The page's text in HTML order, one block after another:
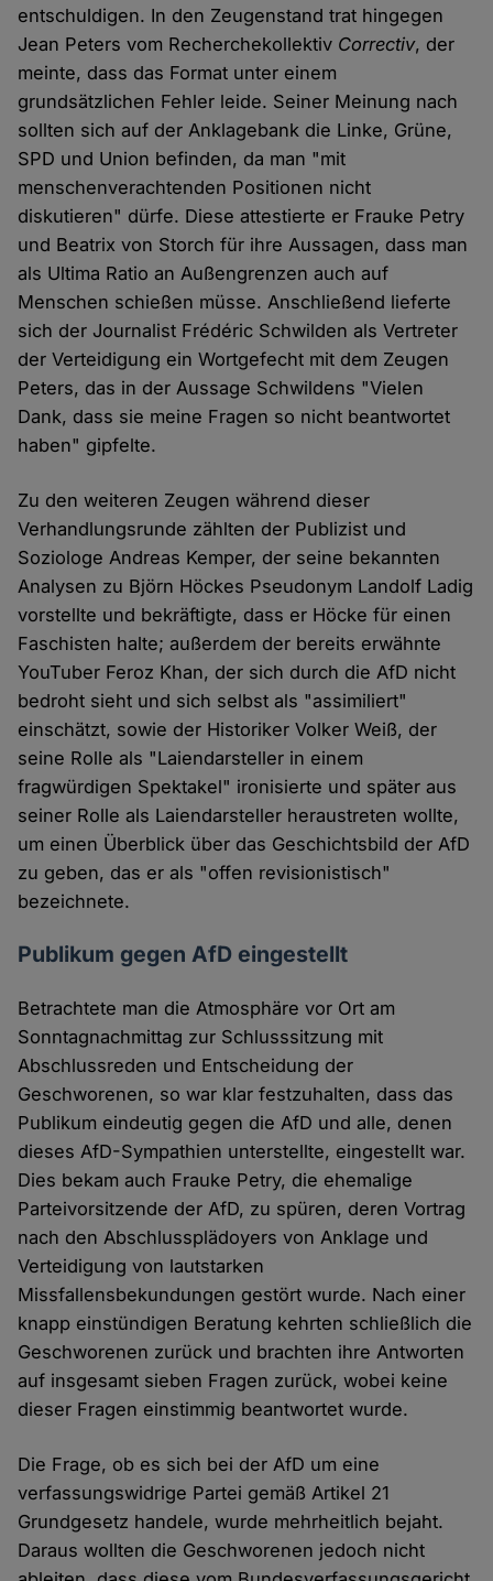
entschuldigen. In den Zeugenstand trat hingegen
Jean Peters vom Recherchekollektiv Correctiv, der
meinte, dass das Format unter einem
grundsätzlichen Fehler leide. Seiner Meinung nach
sollten sich auf der Anklagebank die Linke, Grüne,
SPD und Union befinden, da man "mit
menschenverachtenden Positionen nicht
diskutieren" dürfe. Diese attestierte er Frauke Petry
und Beatrix von Storch für ihre Aussagen, dass man
als Ultima Ratio an Außengrenzen auch auf
Menschen schießen müsse. Anschließend lieferte
sich der Journalist Frédéric Schwilden als Vertreter
der Verteidigung ein Wortgefecht mit dem Zeugen
Peters, das in der Aussage Schwildens "Vielen
Dank, dass sie meine Fragen so nicht beantwortet
haben" gipfelte.
Zu den weiteren Zeugen während dieser
Verhandlungsrunde zählten der Publizist und
Soziologe Andreas Kemper, der seine bekannten
Analysen zu Björn Höckes Pseudonym Landolf Ladig
vorstellte und bekräftigte, dass er Höcke für einen
Faschisten halte; außerdem der bereits erwähnte
YouTuber Feroz Khan, der sich durch die AfD nicht
bedroht sieht und sich selbst als "assimiliert"
einschätzt, sowie der Historiker Volker Weiß, der
seine Rolle als "Laiendarsteller in einem
fragwürdigen Spektakel" ironisierte und später aus
seiner Rolle als Laiendarsteller heraustreten wollte,
um einen Überblick über das Geschichtsbild der AfD
zu geben, das er als "offen revisionistisch"
bezeichnete.
Publikum gegen AfD eingestellt
Betrachtete man die Atmosphäre vor Ort am
Sonntagnachmittag zur Schlusssitzung mit
Abschlussreden und Entscheidung der
Geschworenen, so war klar festzuhalten, dass das
Publikum eindeutig gegen die AfD und alle, denen
dieses AfD-Sympathien unterstellte, eingestellt war.
Dies bekam auch Frauke Petry, die ehemalige
Parteivorsitzende der AfD, zu spüren, deren Vortrag
nach den Abschlussplädoyers von Anklage und
Verteidigung von lautstarken
Missfallensbekundungen gestört wurde. Nach einer
knapp einstündigen Beratung kehrten schließlich die
Geschworenen zurück und brachten ihre Antworten
auf insgesamt sieben Fragen zurück, wobei keine
dieser Fragen einstimmig beantwortet wurde.
Die Frage, ob es sich bei der AfD um eine
verfassungswidrige Partei gemäß Artikel 21
Grundgesetz handele, wurde mehrheitlich bejaht.
Daraus wollten die Geschworenen jedoch nicht